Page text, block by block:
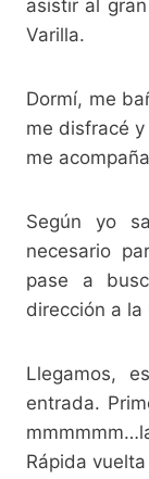
asistir al
Varilla.
Dormí, me
me disfracé
me
Según yo
necesario
pase a
dirección a la
Llegamos,
entrada.
Rápida